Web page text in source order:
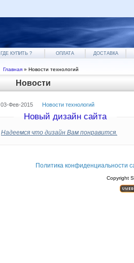
ГДЕ КУПИТЬ ? ОПЛАТА ДОСТАВКА
Главная » Новости технологий
Новости
03-Фев-2015 Новости технологий
Новый дизайн сайта
Надеемся что дизайн Вам понравится.
Политика конфиденциальности
Copyright